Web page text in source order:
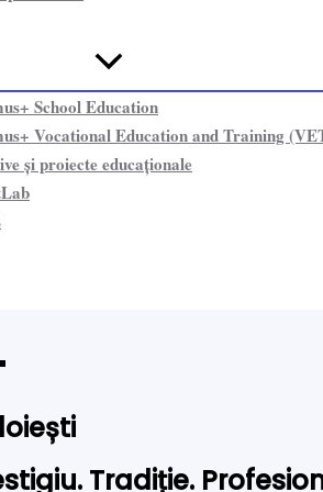
School Education
Vocational Education and Training
și proiecte educaționale​
Tradiție.